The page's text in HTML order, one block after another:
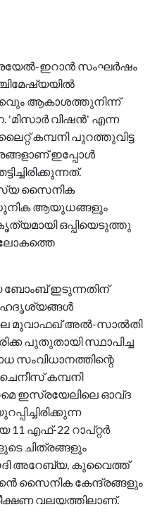
ഇറാന്‍ സംഘര്‍ഷം
ആകാശത്തുനിന്ന്
'മിസാര്‍ വിഷന്‍' എന്ന
കമ്പനി പുറത്തുവിട്ട
ഇപ്പോള്‍
സൈനിക
ആയുധങ്ങളും
ഒപ്പിയെടുത്തു
ബോംബ് ഇടുന്നതിന്
മുവാഫഖ് അല്‍-സാല്‍തി
പുതുതായി സ്ഥാപിച്ച
സംവിധാനത്തിന്റെ
കമ്പനി
ഇസ്രയേലിലെ ഓവ്ദ
എഫ്-22 റാപ്റ്റര്‍
ചിത്രങ്ങളും
അറേബ്യ, കുവൈത്ത്
സൈനിക കേന്ദ്രങ്ങളും
വലയത്തിലാണ്.